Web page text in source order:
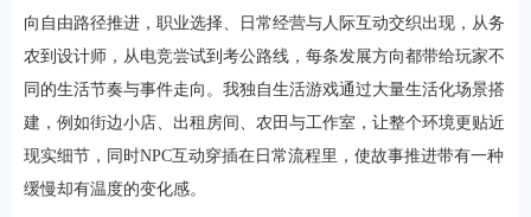
向自由路径推进，职业选择、日常经营与人际互动交织出现，从务
农到设计师，从电竞尝试到考公路线，每条发展方向都带给玩家不
同的生活节奏与事件走向。我独自生活游戏通过大量生活化场景搭
建，例如街边小店、出租房间、农田与工作室，让整个环境更贴近
现实细节，同时NPC互动穿插在日常流程里，使故事推进带有一种
缓慢却有温度的变化感。